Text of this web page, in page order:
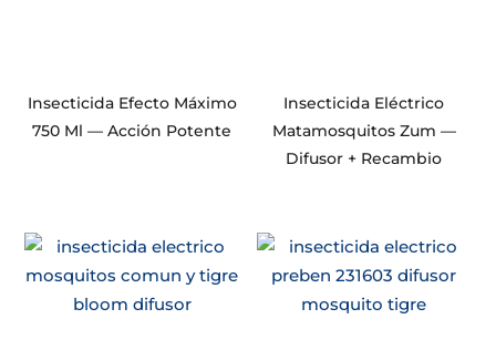
Insecticida Efecto Máximo
750 Ml — Acción Potente
Insecticida Eléctrico
Matamosquitos Zum —
Difusor + Recambio